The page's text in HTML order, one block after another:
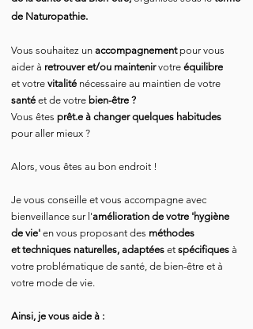
de Naturopathie.
Vous souhaitez un accompagnementpour vous
aider à retrouver et/ou maintenirvotre équilibre
et votre vitalité nécessaire au maintien de votre
santé et de votre bien-être ?
Vous êtes prêt.e à changer quelques habitudes
pour aller mieux ?
Alors, vous êtes au bon endroit !
Je vous conseille et vous accompagne avec
bienveillance sur l'amélioration de votre 'hygiène
de vie' en vous proposant des méthodes
ettechniques naturelles, adaptées et spécifiques à
votre problématique de santé, de bien-être et à
votre mode de vie.
Ainsi, je vous aide à :​